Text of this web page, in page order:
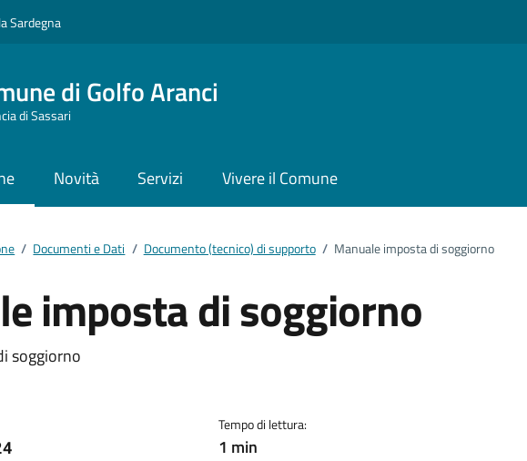
Sardegna
di Golfo Aranci
di Sassari
Novità Servizi Vivere il Comune
/ Documenti e Dati / Documento (tecnico) di supporto / Manuale imposta di soggiorno
imposta di soggiorno
documento
soggiorno
Tempo di lettura:
1 min